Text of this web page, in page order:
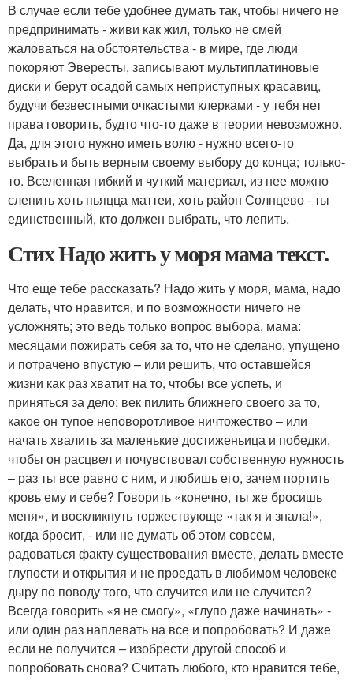
В случае если тебе удобнее думать так, чтобы ничего не
предпринимать - живи как жил, только не смей
жаловаться на обстоятельства - в мире, где люди
покоряют Эвересты, записывают мультиплатиновые
диски и берут осадой самых неприступных красавиц,
будучи безвестными очкастыми клерками - у тебя нет
права говорить, будто что-то даже в теории невозможно.
Да, для этого нужно иметь волю - нужно всего-то
выбрать и быть верным своему выбору до конца; только-
то. Вселенная гибкий и чуткий материал, из нее можно
слепить хоть пьяцца маттеи, хоть район Солнцево - ты
единственный, кто должен выбрать, что лепить.
Стих Надо жить у моря мама текст.
Что еще тебе рассказать? Надо жить у моря, мама, надо
делать, что нравится, и по возможности ничего не
усложнять; это ведь только вопрос выбора, мама:
месяцами пожирать себя за то, что не сделано, упущено
и потрачено впустую – или решить, что оставшейся
жизни как раз хватит на то, чтобы все успеть, и
приняться за дело; век пилить ближнего своего за то,
какое он тупое неповоротливое ничтожество – или
начать хвалить за маленькие достиженьица и победки,
чтобы он расцвел и почувствовал собственную нужность
– раз ты все равно с ним, и любишь его, зачем портить
кровь ему и себе? Говорить «конечно, ты же бросишь
меня», и воскликнуть торжествующе «так я и знала!»,
когда бросит, - или не думать об этом совсем,
радоваться факту существования вместе, делать вместе
глупости и открытия и не проедать в любимом человеке
дыру по поводу того, что случится или не случится?
Всегда говорить «я не смогу», «глупо даже начинать» -
или один раз наплевать на все и попробовать? И даже
если не получится – изобрести другой способ и
попробовать снова? Считать любого, кто нравится тебе,